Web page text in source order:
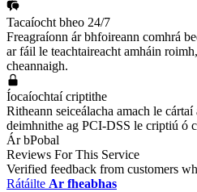
Tacaíocht bheo 24/7
Freagraíonn ár bhfoireann comhrá
ar fáil le teachtaireacht amháin
cheannaigh.
Íocaíochtaí criptithe
Ritheann seiceálacha amach le
deimhnithe ag PCI-DSS le criptiú ó
Ár bPobal
Reviews For This Service
Verified feedback from customers
Rátáilte Ar fheabhas